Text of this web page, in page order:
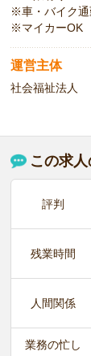
※車・バイク通
※マイカーOK
運営主体
社会福祉法人
この求人
評判
残業時間
人間関係
業務の忙し